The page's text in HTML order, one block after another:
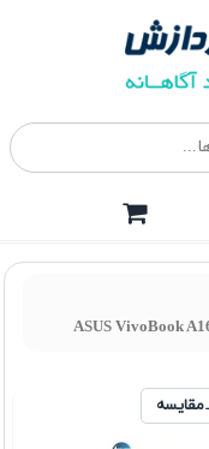
ASUS VivoBook
مقایسه